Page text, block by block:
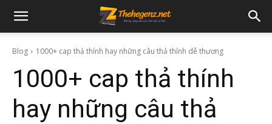
Blog 1000+ cap thả thính hay những câu thả thính dễ thương
1000+ cap thả thính
hay những câu thả